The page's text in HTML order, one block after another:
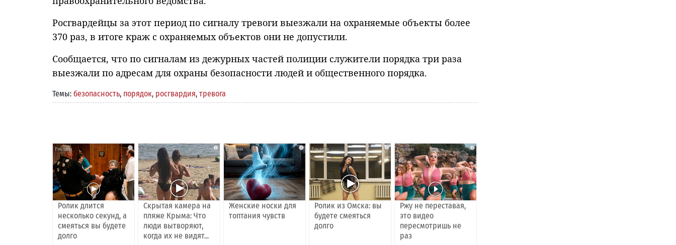
Росгвардейцы за этот период по сигналу тревоги выезжали на охраняемые объекты более
370 раз, в итоге краж с охраняемых объектов они не допустили.
Сообщается, что по сигналам из дежурных частей полиции служители порядка три раза
выезжали по адресам для охраны безопасности людей и общественного порядка.
Темы: безопасность, порядок, росгвардия, тревога
i
Ролик длится
несколько секунд, а
смеяться вы будете
долго
i
Скрытая камера на
пляже Крыма: Что
люди вытворяют,
когда их не видят...
i
Женские носки для
топтания чувств
i
Ролик из Омска: вы
будете смеяться
долго
i
Ржу не переставая,
это видео
пересмотришь не
раз